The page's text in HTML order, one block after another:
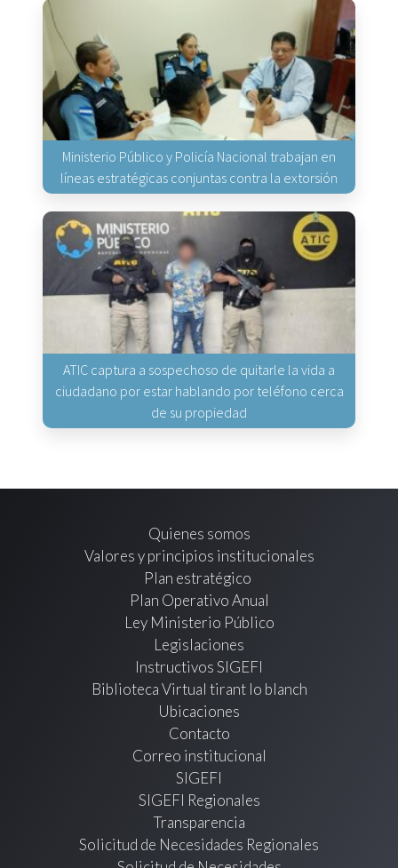
Ministerio Público y Policía Nacional trabajan en
líneas estratégicas conjuntas contra la extorsión
ATIC captura a sospechoso de quitarle la vida a
ciudadano por estar hablando por teléfono cerca
de su propiedad
Quienes somos
Valores y principios institucionales
Plan estratégico
Plan Operativo Anual
Ley Ministerio Público
Legislaciones
Instructivos SIGEFI
Biblioteca Virtual tirant lo blanch
Ubicaciones
Contacto
Correo institucional
SIGEFI
SIGEFI Regionales
Transparencia
Solicitud de Necesidades Regionales